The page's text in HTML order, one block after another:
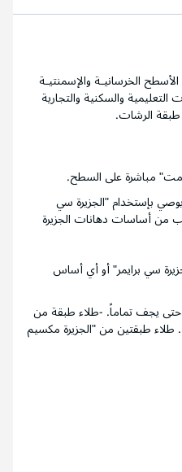
الخرسانيـة والإسمنتيـة
والسكنية والتجارية
الرشات.
مباشرة على السطح.
بإستخدام "الجزيرة سي
من أساسات دهانات الجزيرة
سي برايمر" أو أي أساس
يجف تماماً. -طلاء طبقة من
طبقتين من "الجزيرة مكسيم